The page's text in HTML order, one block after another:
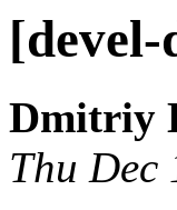
Dmitriy
Thu Dec